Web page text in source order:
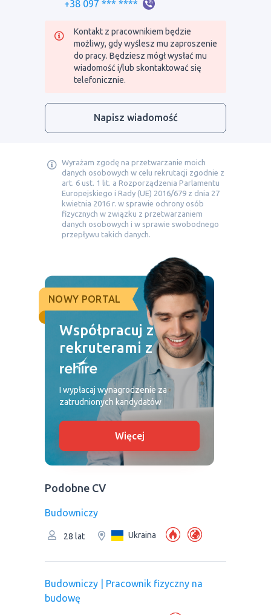
+38 097 *** ****
Kontakt z pracownikiem będzie
możliwy, gdy wyślesz mu zaproszenie
do pracy. Będziesz mógł wysłać mu
wiadomość i/lub skontaktować się
telefonicznie.
Napisz wiadomość
Wyrażam zgodę na przetwarzanie moich
danych osobowych w celu rekrutacji zgodnie z
art. 6 ust. 1 lit. a Rozporządzenia Parlamentu
Europejskiego i Rady (UE) 2016/679 z dnia 27
kwietnia 2016 r. w sprawie ochrony osób
fizycznych w związku z przetwarzaniem
danych osobowych i w sprawie swobodnego
przepływu takich danych.
NOWY PORTAL
Współpracuj z
rekruterami z
I wypłacaj wynagrodzenie za
zatrudnionych kandydatów
Więcej
Podobne CV
Budowniczy
28 lat Ukraina
Budowniczy | Pracownik fizyczny na
budowę